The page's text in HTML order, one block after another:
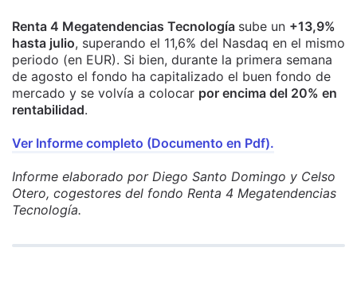
Renta 4 Megatendencias Tecnología sube un +13,9%
hasta julio, superando el 11,6% del Nasdaq en el mismo
periodo (en EUR). Si bien, durante la primera semana
de agosto el fondo ha capitalizado el buen fondo de
mercado y se volvía a colocar por encima del 20% en
rentabilidad.
Ver Informe completo (Documento en Pdf).
Informe elaborado por Diego Santo Domingo y Celso
Otero, cogestores del fondo Renta 4 Megatendencias
Tecnología.